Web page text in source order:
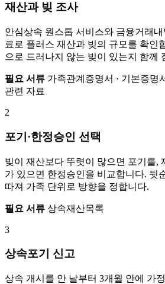
재산과 빚 조사
안심상속 원스톱 서비스와 금융거래
료로 플러스 재산과 빚의 규모를 확인
으로 드러나지 않는 빚이 있는지 함께
필요 서류 가족관계증명서 · 기본증명
관련 자료
2
포기·한정승인 선택
빚이 재산보다 뚜렷이 많으면 포기를,
가 있으면 한정승인을 비교합니다. 뒷
따져 가족 단위로 방향을 정합니다.
필요 서류 상속재산목록
3
상속포기 신고
상속 개시를 안 날부터 3개월 안에 가